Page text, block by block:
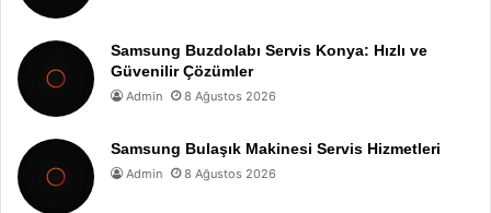
Samsung Buzdolabı Servis Konya: Hızlı ve
Güvenilir Çözümler
Admin 8 Ağustos 2026
Samsung Bulaşık Makinesi Servis Hizmetleri
Admin 8 Ağustos 2026